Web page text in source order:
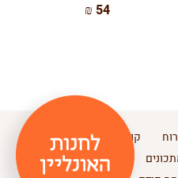
54 ₪
קונדיטוריה
חנויות
צור קשר
מדיניות